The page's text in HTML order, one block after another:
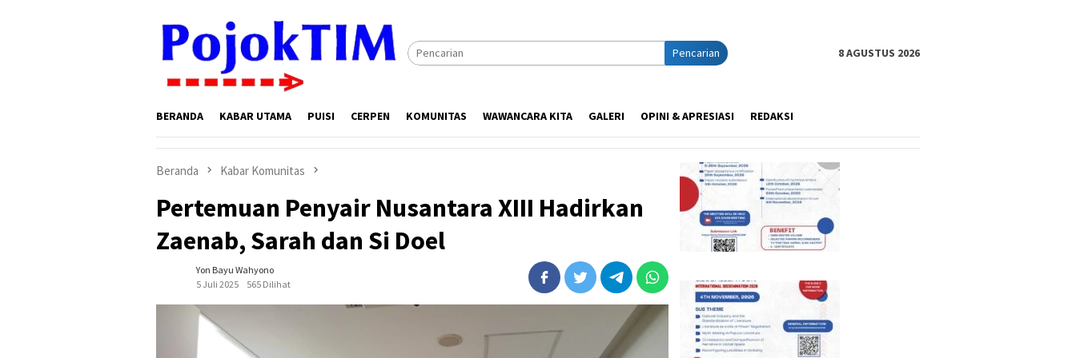
Pencarian
8 AGUSTUS 2026
BERANDA KABAR UTAMA PUISI CERPEN KOMUNITAS WAWANCARA KITA GALERI OPINI & APRESIASI REDAKSI
Beranda Kabar Komunitas
Pertemuan Penyair Nusantara XIII Hadirkan
Zaenab, Sarah dan Si Doel
Yon Bayu Wahyono
5 Juli 2025
565 Dilihat